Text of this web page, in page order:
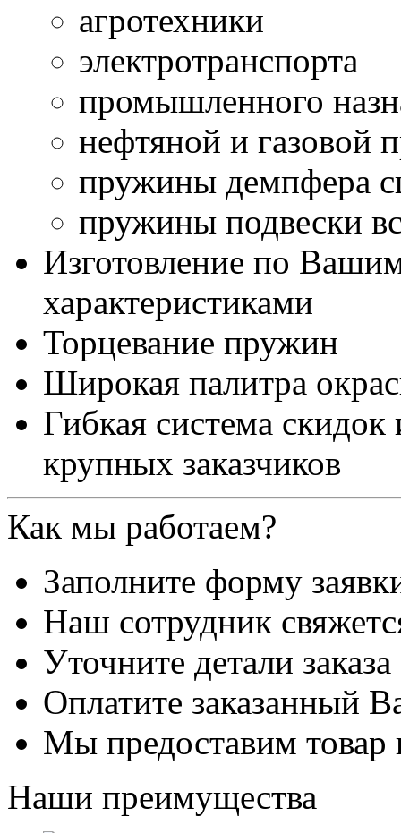
агротехники
электротранспорта
промышленного
нефтяной и газовой
пружины демпфера
пружины подвески
Изготовление по
характеристиками
Торцевание пружин
Широкая палитра
Гибкая система
крупных заказчиков
Как мы работаем?
Заполните форму
Наш сотрудник
Уточните детали заказа
Оплатите заказанный
Мы предоставим товар
Наши преимущества